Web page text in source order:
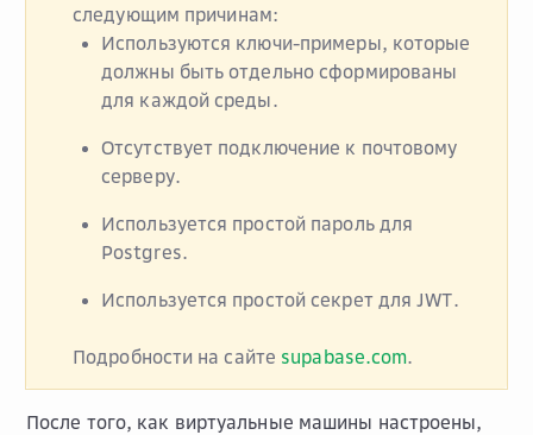
следующим причинам:
Используются ключи-примеры, которые
должны быть отдельно сформированы
для каждой среды.
Отсутствует подключение к почтовому
серверу.
Используется простой пароль для
Postgres.
Используется простой секрет для JWT.
Подробности на сайте supabase.com.
После того, как виртуальные машины настроены,